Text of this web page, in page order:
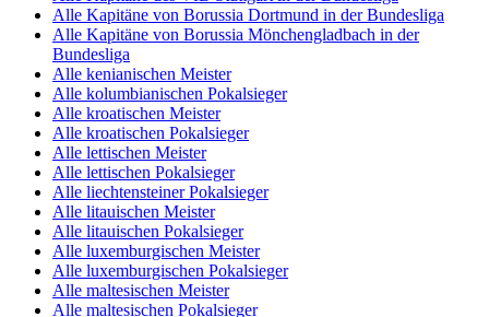
Alle Kapitäne von Borussia Dortmund in der Bundesliga
Alle Kapitäne von Borussia Mönchengladbach in der
Bundesliga
Alle kenianischen Meister
Alle kolumbianischen Pokalsieger
Alle kroatischen Meister
Alle kroatischen Pokalsieger
Alle lettischen Meister
Alle lettischen Pokalsieger
Alle liechtensteiner Pokalsieger
Alle litauischen Meister
Alle litauischen Pokalsieger
Alle luxemburgischen Meister
Alle luxemburgischen Pokalsieger
Alle maltesischen Meister
Alle maltesischen Pokalsieger